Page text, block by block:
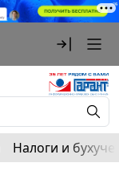
Налоги и